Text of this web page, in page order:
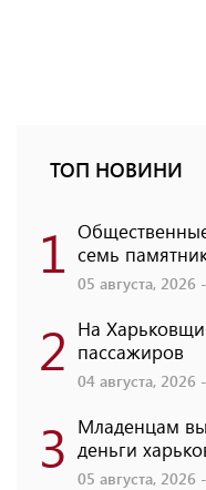
ТОП НОВИНИ
1 семь
05 августа, 2026
2 На
пассажиров
04 августа, 2026
3 Младенцам
деньги
05 августа, 2026